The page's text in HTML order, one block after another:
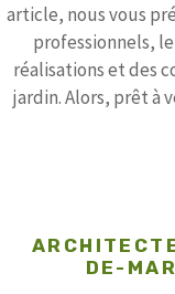
article, nous vous
professionnels,
réalisations et des
jardin. Alors, prêt à
DE-